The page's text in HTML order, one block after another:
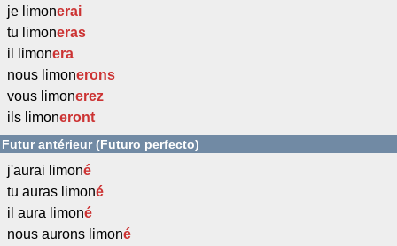
je limonerai
tu limoneras
il limonera
nous limonerons
vous limonerez
ils limoneront
Futur antérieur (Futuro perfecto)
j'aurai limoné
tu auras limoné
il aura limoné
nous aurons limoné